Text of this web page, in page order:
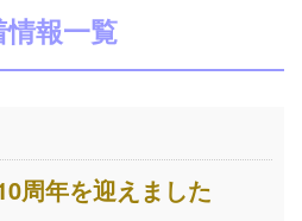
報一覧
周年を迎えました